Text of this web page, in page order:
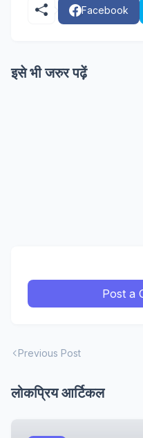
Facebook
इसे भी जरुर पढ़ें
Post a
Previous Post
लोकप्रिय आर्टिकल